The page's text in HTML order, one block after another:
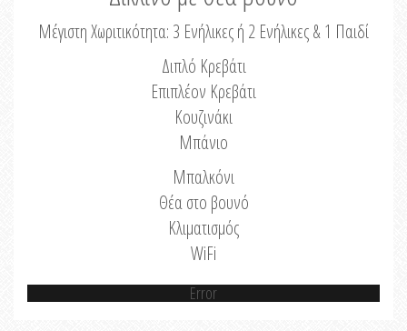
Μέγιστη Χωριτικότητα: 3 Ενήλικες ή 2 Ενήλικες & 1 Παιδί
Διπλό Κρεβάτι
Επιπλέον Κρεβάτι
Κουζινάκι
Μπάνιο
Μπαλκόνι
Θέα στο βουνό
Κλιματισμός
WiFi
Error